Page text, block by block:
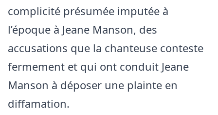
complicité présumée imputée à
l’époque à Jeane Manson, des
accusations que la chanteuse conteste
fermement et qui ont conduit Jeane
Manson à déposer une plainte en
diffamation.